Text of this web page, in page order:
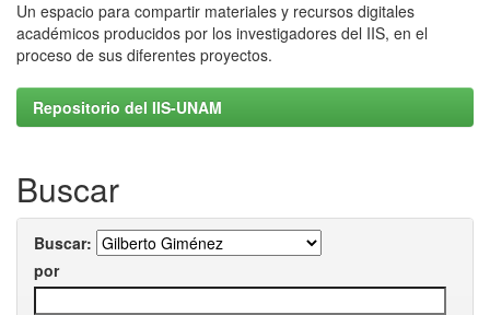
Un espacio para compartir materiales y recursos digitales
académicos producidos por los investigadores del IIS, en el
proceso de sus diferentes proyectos.
Repositorio del IIS-UNAM
Buscar
Buscar:
por